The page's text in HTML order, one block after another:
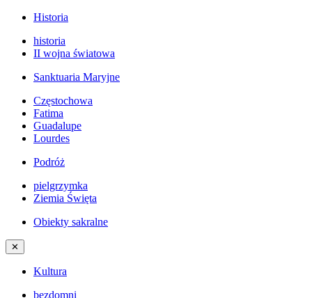
Historia
historia
II wojna światowa
Sanktuaria Maryjne
Częstochowa
Fatima
Guadalupe
Lourdes
Podróż
pielgrzymka
Ziemia Święta
Obiekty sakralne
✕
Kultura
bezdomni